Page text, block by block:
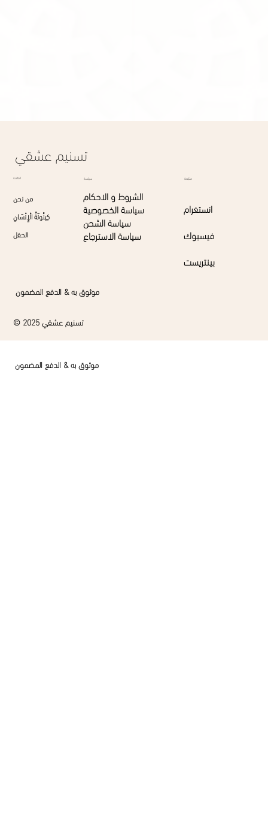
موثوق به & الدفع المضمون
تسنيم عشقي
موثوق به & الدفع المضمون
من نحن
كِينُونَةُ الْإِنْسَانِ
الحفل
القائمة
الشروط و الاحكام
سياسة الخصوصية
سياسة الشحن
سياسة الاسترجاع
سياسة
انستغرام
فيسبوك
بينتريست
متابعة
© 2025 تسنيم عشقي